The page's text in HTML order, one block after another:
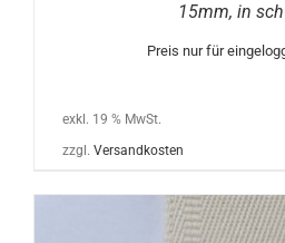
15mm, in
Preis nur für
exkl. 19 % MwSt.
zzgl. Versandkosten